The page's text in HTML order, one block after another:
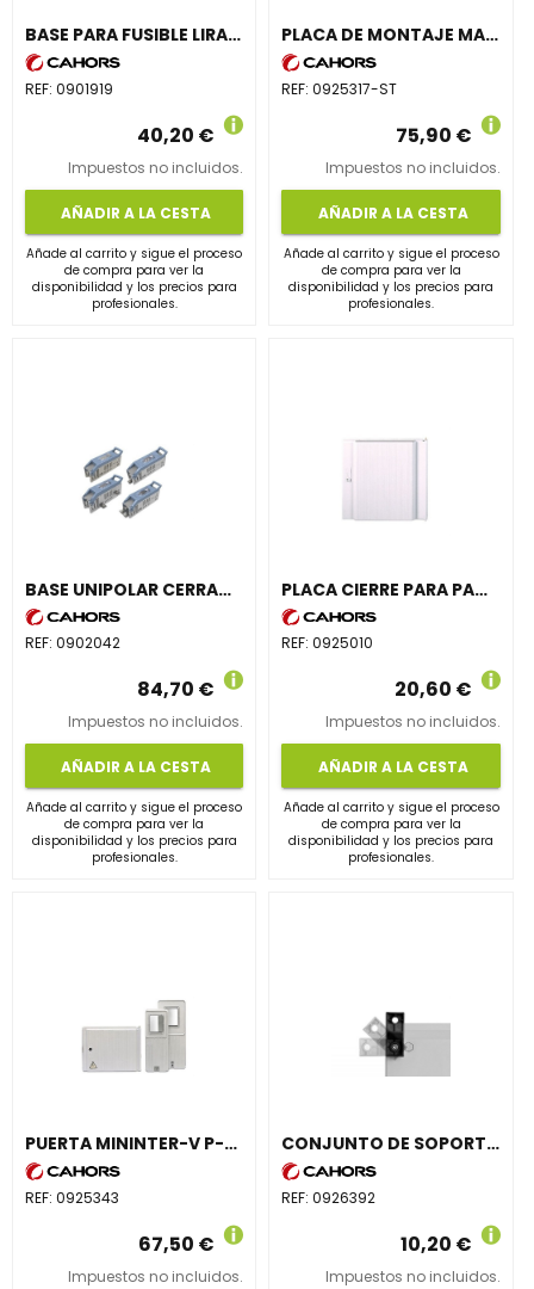
BASE PARA FUSIBLE LIRA BNH2/2
REF: 0901919
40,20 €
Impuestos no incluidos.
AÑADIR A LA CESTA
Añade al carrito y sigue el proceso
de compra para ver la
disponibilidad y los precios para
profesionales.
PLACA DE MONTAJE MAXINTER 530x640 ACTIVA/REACTIVA
REF:0925317-ST
75,90 €
Impuestos no incluidos.
AÑADIR A LA CESTA
Añade al carrito y sigue el proceso
de compra para ver la
disponibilidad y los precios para
profesionales.
BASE UNIPOLAR CERRADA NH-1 ESTÁNDAR L 250A
REF: 0902042
84,70 €
Impuestos no incluidos.
AÑADIR A LA CESTA
Añade al carrito y sigue el proceso
de compra para ver la
disponibilidad y los precios para
profesionales.
PLACA CIERRE PARA PANINTER/MAXINTER PARA CAJAS MODELO PANINTER
REF:0925010
20,60 €
Impuestos no incluidos.
AÑADIR A LA CESTA
Añade al carrito y sigue el proceso
de compra para ver la
disponibilidad y los precios para
profesionales.
PUERTA MININTER-V P-MH/2 MODULOS
REF: 0925343
67,50 €
Impuestos no incluidos.
CONJUNTO DE SOPORTES PARA FIJACIÓN MURAL MN-SFM (4u)
REF:0926392
10,20 €
Impuestos no incluidos.